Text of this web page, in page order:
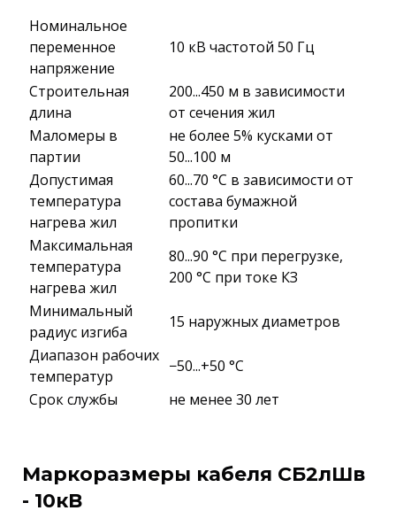
Номинальное
переменное
напряжение
10 кВ частотой 50 Гц
Строительная
длина
200...450 м в зависимости
от сечения жил
Маломеры в
партии
не более 5% кусками от
50...100 м
Допустимая
температура
нагрева жил
60...70 °C в зависимости от
состава бумажной
пропитки
Максимальная
температура
нагрева жил
80...90 °C при перегрузке,
200 °C при токе КЗ
Минимальный
радиус изгиба
15 наружных диаметров
Диапазон рабочих
температур
−50...+50 °C
Срок службы
не менее 30 лет
Маркоразмеры кабеля СБ2лШв
- 10кВ